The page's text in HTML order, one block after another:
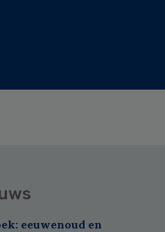
eeuwenoud en